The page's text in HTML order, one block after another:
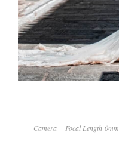
Camera Focal Length 0mm